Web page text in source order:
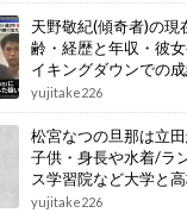
天野敬紀(傾奇者)の現
齢・経歴と年収・彼
イキングダウンでの
捕もまとめ
yujitake226
松宮なつの旦那は立
子供・身長や水着/ラ
ス学習院など大学と
yujitake226